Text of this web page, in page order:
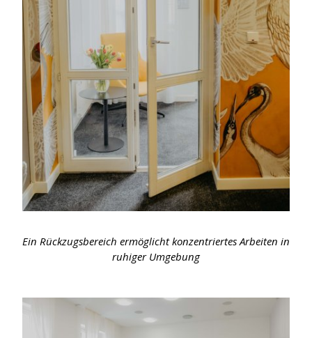
Ein Rückzugsbereich ermöglicht konzentriertes Arbeiten in
ruhiger Umgebung